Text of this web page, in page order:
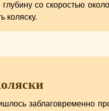
со скоростью
коляску.
заблаговременно